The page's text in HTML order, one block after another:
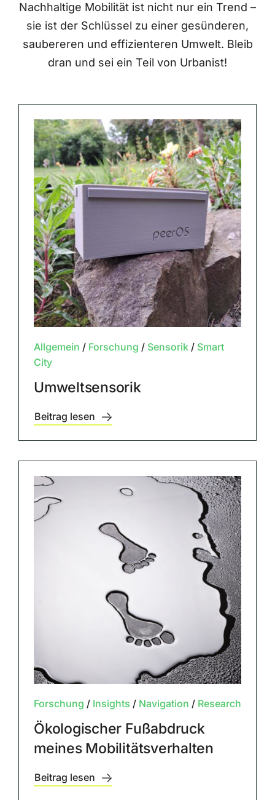
Nachhaltige Mobilität ist nicht nur ein Trend –
sie ist der Schlüssel zu einer gesünderen,
saubereren und effizienteren Umwelt. Bleib
dran und sei ein Teil von Urbanist!
Allgemein / Forschung / Sensorik/ Smart
City
Umweltsensorik
Beitrag lesen
Forschung / Insights / Navigation / Research
Ökologischer Fußabdruck
meines Mobilitätsverhalten
Beitrag lesen